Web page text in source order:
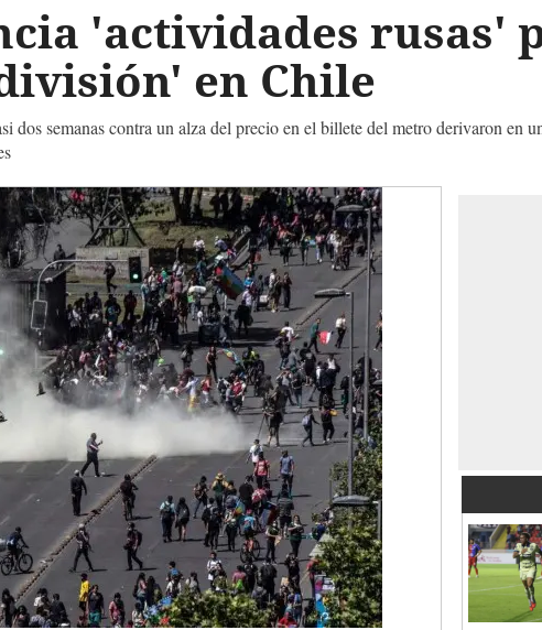
'actividades rusas'
en Chile
dos semanas contra un alza del precio en el billete del metro derivaron en